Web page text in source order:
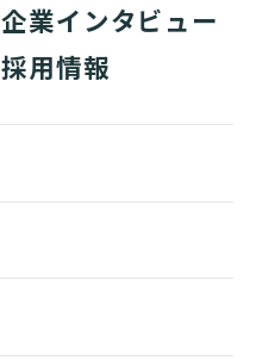
企業インタビュー
採用情報